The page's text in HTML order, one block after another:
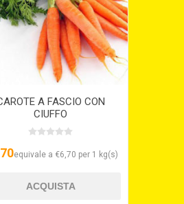
A FASCIO CON
CIUFFO
equivale a €6,70 per 1 kg(s)